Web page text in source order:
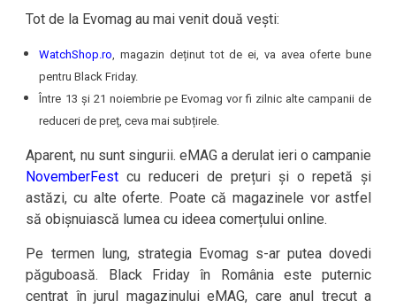
Tot de la Evomag au mai venit două vești:
WatchShop.ro, magazin deținut tot de ei, va avea oferte bune
pentru Black Friday.
Între 13 și 21 noiembrie pe Evomag vor fi zilnic alte campanii de
reduceri de preț, ceva mai subțirele.
Aparent, nu sunt singurii. eMAG a derulat ieri o campanie
NovemberFest cu reduceri de prețuri și o repetă și
astăzi, cu alte oferte. Poate că magazinele vor astfel
să obișnuiască lumea cu ideea comerțului online.
Pe termen lung, strategia Evomag s-ar putea dovedi
păguboasă. Black Friday în România este puternic
centrat în jurul magazinului eMAG, care anul trecut a